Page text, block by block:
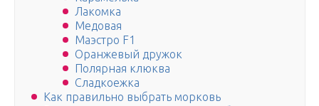
Лакомка
Медовая
Маэстро F1
Оранжевый дружок
Полярная клюква
Сладкоежка
Как правильно выбрать морковь